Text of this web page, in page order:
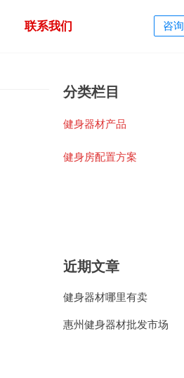
联系我们 咨询
分类栏目
健身器材产品
健身房配置方案
近期文章
健身器材哪里有卖
惠州健身器材批发市场